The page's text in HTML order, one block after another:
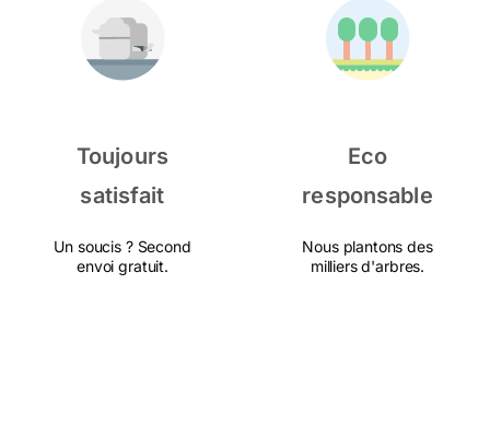
Toujours
satisfait
Un soucis ? Second
envoi gratuit.
Eco
responsable
Nous plantons des
milliers d'arbres.